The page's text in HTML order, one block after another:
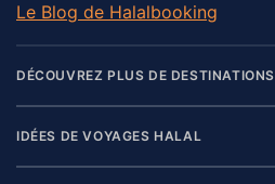
Le Blog de Halalbooking
DÉCOUVREZ PLUS DE DESTINATIONS
IDÉES DE VOYAGES HALAL